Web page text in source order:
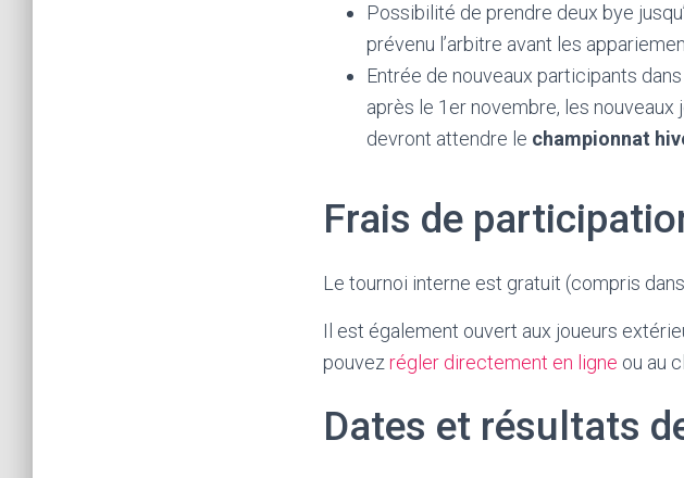
Possibilité de prendre deux bye
prévenu l’arbitre avant les
Entrée de nouveaux participants
après le 1er novembre, les
devront attendre le championnat
Frais de
Le tournoi interne est gratuit (compris
Il est également ouvert aux joueurs
pouvez régler directement en ligne ou au
Dates et résultats